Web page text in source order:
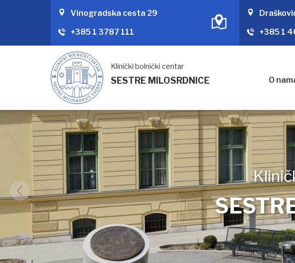
Vinogradska cesta 29
+385 1 3787 111
+385 1
Klinički bolnički centar
SESTRE MILOSRDNICE O